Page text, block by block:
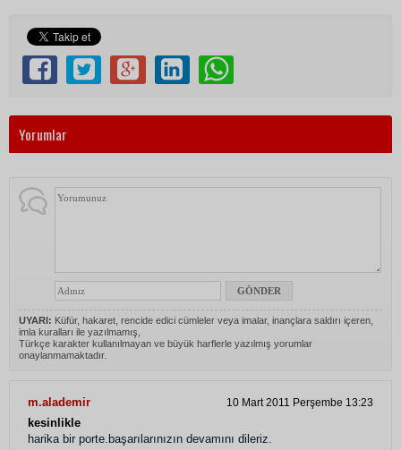
Yorumlar
UYARI: Küfür, hakaret, rencide edici cümleler veya imalar, inançlara saldırı içeren,
imla kuralları ile yazılmamış,
Türkçe karakter kullanılmayan ve büyük harflerle yazılmış yorumlar
onaylanmamaktadır.
m.alademir 10 Mart 2011 Perşembe 13:23
kesinlikle
harika bir porte.başarılarınızın devamını dileriz.